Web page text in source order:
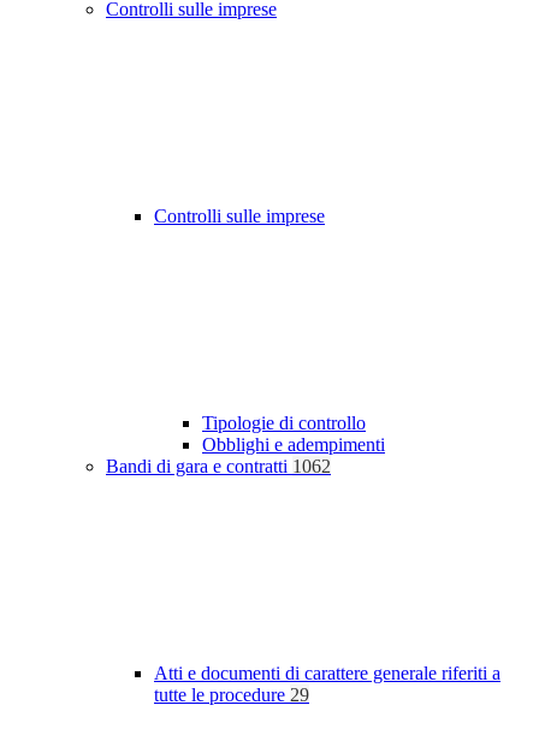
Controlli sulle imprese
Controlli sulle imprese
Tipologie di controllo
Obblighi e adempimenti
Bandi di gara e contratti 1062
Atti e documenti di carattere generale riferiti a
tutte le procedure 29